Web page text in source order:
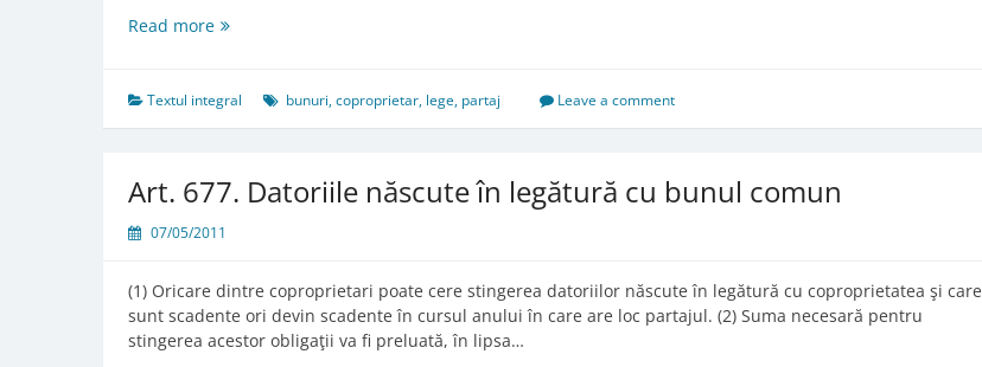
Read moreArt.
privitoare
la
împărţire
Textul integral bunuri,coproprietar, lege, partaj Leave a comment
Art. 677. Datoriile născute în legătură cu bunul comun
07/05/2011
(1) Oricare dintre coproprietari poate cere stingerea datoriilor născute în legătură cu coproprietatea şi care
sunt scadente ori devin scadente în cursul anului în care are loc partajul. (2) Suma necesară pentru
stingerea acestor obligaţii va fi preluată, în lipsa…